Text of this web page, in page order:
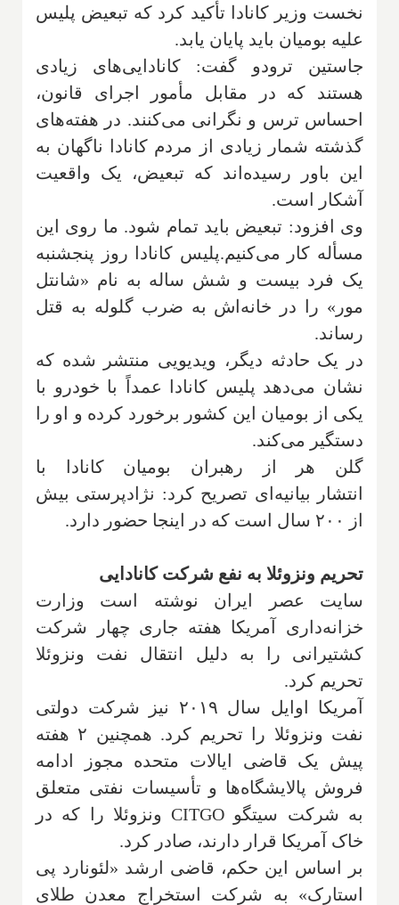
نخست وزیر کانادا تأکید کرد که تبعیض پلیس
علیه بومیان باید پایان یابد.
جاستین ترودو گفت: کانادایی‌های زیادی
هستند که در مقابل مأمور اجرای قانون،
احساس ترس و نگرانی می‌کنند. در هفته‌های
گذشته شمار زیادی از مردم کانادا ناگهان به
این باور رسیده‌اند که تبعیض، یک واقعیت
آشکار است.
وی افزود: تبعیض باید تمام شود. ما روی این
مسأله کار می‌کنیم.پلیس کانادا روز پنجشنبه
یک فرد بیست و شش ساله به نام «شانتل
مور» را در خانه‌اش به ضرب گلوله به قتل
رساند.
در یک حادثه دیگر، ویدیویی منتشر شده که
نشان می‌دهد پلیس کانادا عمداً با خودرو با
یکی از بومیان این کشور برخورد کرده و او را
دستگیر می‌کند.
گلن هر از رهبران بومیان کانادا با
انتشار بیانیه‌ای تصریح کرد: نژادپرستی بیش
از ۲۰۰ سال است که در اینجا حضور دارد
.
تحریم ونزوئلا به نفع شرکت کانادایی
سایت عصر ایران نوشته است وزارت
خزانه‌داری آمریکا هفته جاری چهار شرکت
کشتیرانی را به دلیل انتقال نفت ونزوئلا
تحریم کرد.
آمریکا اوایل سال ۲۰۱۹ نیز شرکت دولتی
نفت ونزوئلا را تحریم کرد. همچنین ۲ هفته
پیش یک قاضی ایالات متحده مجوز ادامه
فروش پالایشگاه‌ها و تأسیسات نفتی متعلق
به شرکت سیتگو CITGO ونزوئلا را که در
خاک آمریکا قرار دارند، صادر کرد.
بر اساس این حکم، قاضی ارشد «لئونارد پی
استارک» به شرکت استخراج معدن طلای